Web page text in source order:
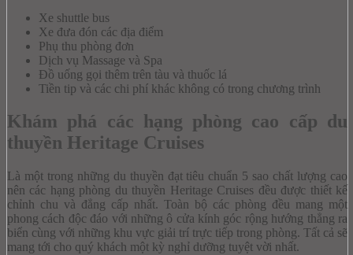
Xe shuttle bus
Xe đưa đón các địa điểm
Phụ thu phòng đơn
Dịch vụ Massage và Spa
Đồ uống gọi thêm trên tàu và thuốc lá
Tiền tip và các chi phí khác không có trong chương trình
Khám phá các hạng phòng cao cấp du
thuyền Heritage Cruises
Là một trong những du thuyền đạt tiêu chuẩn 5 sao chất lượng cao
nên các hạng phòng du thuyền Heritage Cruises đều được thiết kế
chỉnh chu và đẳng cấp nhất. Toàn bộ các phòng đều mang một
phong cách độc đáo với những ô cửa kính góc rộng hướng thẳng ra
biển cùng với những khu vực giải trí trực tiếp trong phòng. Tất cả sẽ
mang tới cho quý khách một kỳ nghỉ dưỡng tuyệt vời nhất.